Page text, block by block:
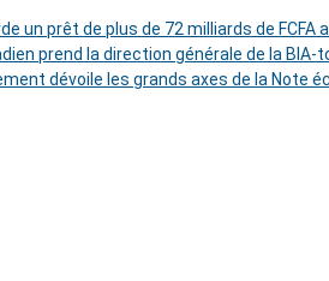
un prêt de plus de 72 milliards de FCFA
prend la direction générale de la BIA-
dévoile les grands axes de la Note